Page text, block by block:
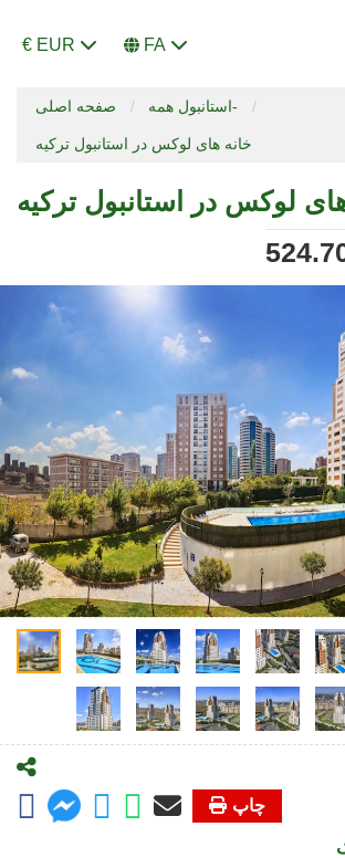
€ EUR FA
صفحه اصلی استانبول همه-
خانه های لوکس در استانبول ترکیه
لوکس در استانبول ترکیه
چاپ